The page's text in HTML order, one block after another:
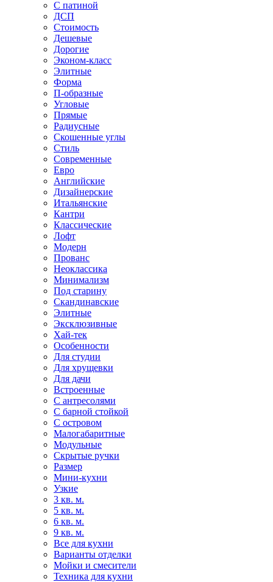
С патиной
ДСП
Стоимость
Дешевые
Дорогие
Эконом-класс
Элитные
Форма
П-образные
Угловые
Прямые
Радиусные
Скошенные углы
Стиль
Современные
Евро
Английские
Дизайнерские
Итальянские
Кантри
Классические
Лофт
Модерн
Прованс
Неоклассика
Минимализм
Под старину
Скандинавские
Элитные
Эксклюзивные
Хай-тек
Особенности
Для студии
Для хрущевки
Для дачи
Встроенные
С антресолями
С барной стойкой
С островом
Малогабаритные
Модульные
Скрытые ручки
Размер
Мини-кухни
Узкие
3 кв. м.
5 кв. м.
6 кв. м.
9 кв. м.
Все для кухни
Варианты отделки
Мойки и смесители
Техника для кухни